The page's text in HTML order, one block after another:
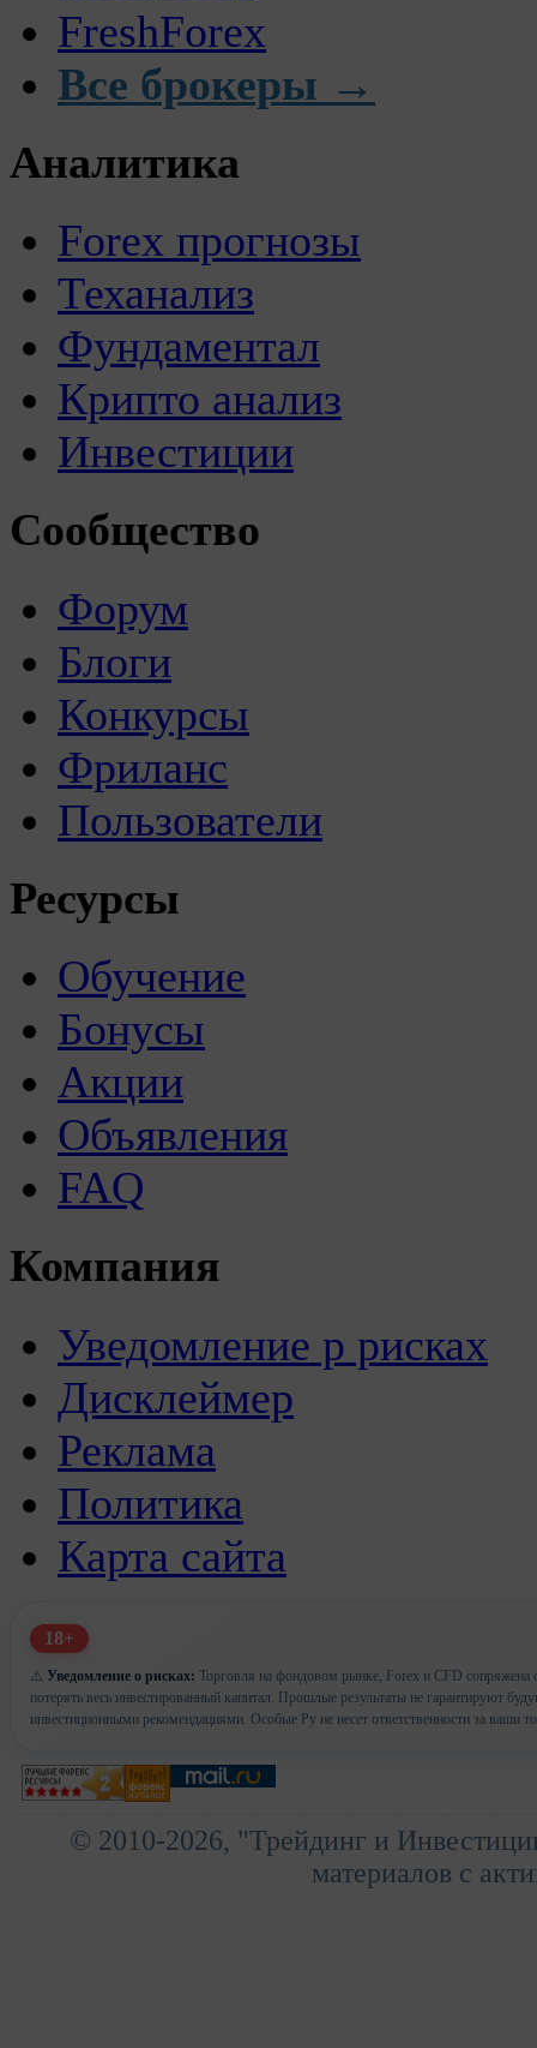
FreshForex
Все брокеры →
Аналитика
Forex прогнозы
Теханализ
Фундаментал
Крипто анализ
Инвестиции
Сообщество
Форум
Блоги
Конкурсы
Фриланс
Пользователи
Ресурсы
Обучение
Бонусы
Акции
Объявления
FAQ
Компания
Уведомление р рисках
Дисклеймер
Реклама
Политика
Карта сайта
18+
⚠️ Уведомление о рисках: Торговля на фондовом рынке, Forex и CFD сопряжена
потерять весь инвестированный капитал. Прошлые результаты не гарантируют
инвестиционными рекомендациями. Особые Ру не несет ответственности за ваши
© 2010-2026, "Трейдинг и
материалов с